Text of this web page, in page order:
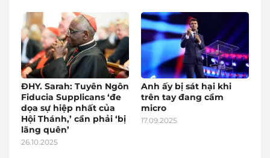
ĐHY. Sarah: Tuyên Ngôn
Fiducia Supplicans ‘đe
dọa sự hiệp nhất của
Hội Thánh,’ cần phải ‘bị
lãng quên’
26.10.2025
Anh ấy bị sát hại khi
trên tay đang cầm
micro
17.09.2025